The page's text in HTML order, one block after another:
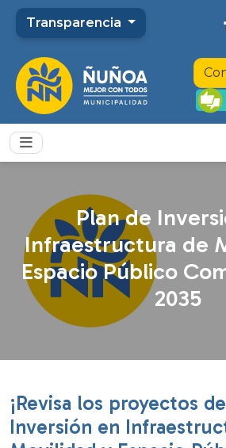
Transparencia
Plan de
Infraestructura de
Espacio Público
2035
¡Revisa los proyectos
Inversión en